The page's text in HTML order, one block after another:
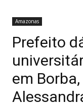
Amazonas
Prefeito
em